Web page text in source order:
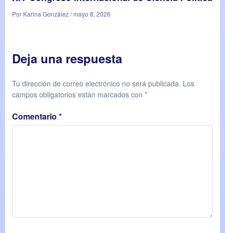
Por Karina González / mayo 8, 2026
Deja una respuesta
Tu dirección de correo electrónico no será publicada. Los
campos obligatorios están marcados con *
Comentario *